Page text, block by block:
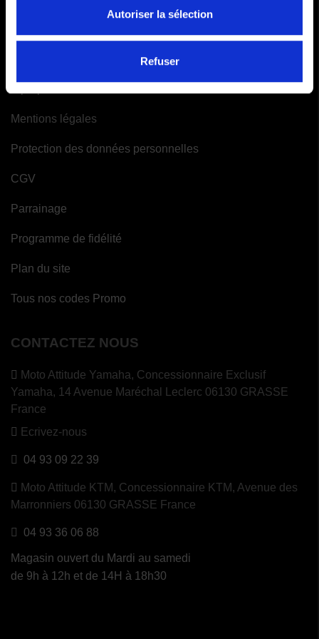
Autoriser la sélection
Refuser
Mentions légales
Protection des données personnelles
CGV
Parrainage
Programme de fidélité
Plan du site
Tous nos codes Promo
CONTACTEZ NOUS
Moto Attitude Yamaha, Concessionnaire Exclusif
Yamaha, 14 Avenue Maréchal Leclerc 06130 GRASSE
France
Ecrivez-nous
04 93 09 22 39
Moto Attitude KTM, Concessionnaire KTM, Avenue des
Marronniers 06130 GRASSE France
04 93 36 06 88
Magasin ouvert du Mardi au samedi
de 9h à 12h et de 14H à 18h30